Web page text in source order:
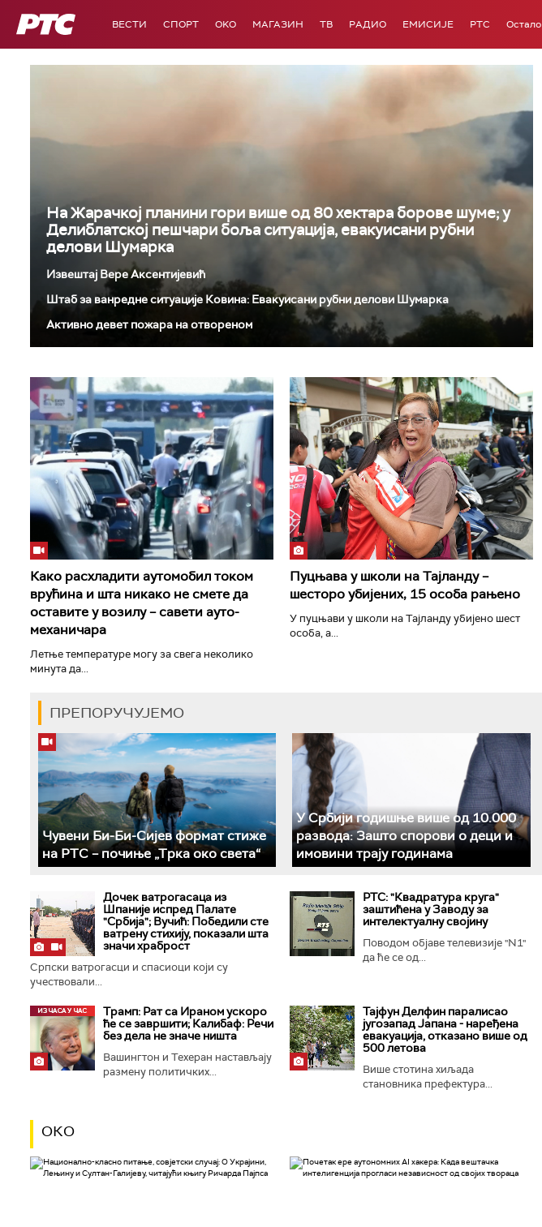
РТС ВЕСТИ СПОРТ OKO МАГАЗИН ТВ РАДИО ЕМИСИЈЕ РТС Остало
На Жарачкој планини гори више од 80 хектара борове шуме; у
Делиблатској пешчари боља ситуација, евакуисани рубни
делови Шумарка
Извештај Вере Аксентијевић
Штаб за ванредне ситуације Ковина: Евакуисани рубни делови Шумарка
Активно девет пожара на отвореном
Како расхладити аутомобил током
врућина и шта никако не смете да
оставите у возилу – савети ауто-
механичара
Летње температуре могу за свега неколико
минута да...
Пуцњава у школи на Тајланду –
шесторо убијених, 15 особа рањено
У пуцњави у школи на Тајланду убијено шест
особа, а...
ПРЕПОРУЧУЈЕМО
Чувени Би-Би-Сијев формат стиже
на РТС – почиње „Трка око света“
У Србији годишње више од 10.000
развода: Зашто спорови о деци и
имовини трају годинама
Дочек ватрогасаца из
Шпаније испред Палате
"Србија"; Вучић: Победили сте
ватрену стихију, показали шта
значи храброст
Српски ватрогасци и спасиоци који су
учествовали...
РТС: "Квадратура круга"
заштићена у Заводу за
интелектуалну својину
Поводом објаве телевизије "N1"
да ће се од...
Трамп: Рат са Ираном ускоро
ће се завршити; Калибаф: Речи
без дела не значе ништа
Вашингтон и Техеран настављају
размену политичких...
Тајфун Делфин паралисао
југозапад Јапана - наређена
евакуација, отказано више од
500 летова
Више стотина хиљада
становника префектура...
ОКО